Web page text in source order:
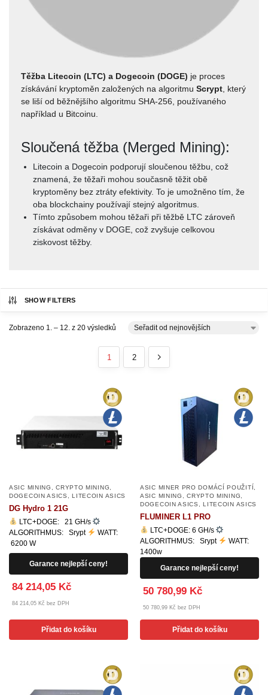
Těžba Litecoin (LTC) a Dogecoin (DOGE) je proces
získávání kryptoměn založených na algoritmu Scrypt, který
se liší od běžnějšího algoritmu SHA-256, používaného
například u Bitcoinu.
Sloučená těžba (Merged Mining):
Litecoin a Dogecoin podporují sloučenou těžbu, což
znamená, že těžaři mohou současně těžit obě
kryptoměny bez ztráty efektivity. To je umožněno tím, že
oba blockchainy používají stejný algoritmus.
Tímto způsobem mohou těžaři při těžbě LTC zároveň
získávat odměny v DOGE, což zvyšuje celkovou
ziskovost těžby.
SHOW FILTERS
Zobrazeno 1. – 12. z 20 výsledků
1 2
ASIC MINING ,CRYPTO MINING
DOGECOIN ASICS
,LITECOIN ASICS
DG Hydro 1 21G
LTC+DOGE: 21 GH/s
ALGORITHMUS: Srypt
WATT:
6200 W
Garance nejlepší ceny!
84 214,05 Kč
84 214,05 Kč bez DPH
Přidat do košíku
ASIC MINER PRO DOMÁCÍ POUŽITÍ
ASIC MINING
,CRYPTO MINING
DOGECOIN ASICS
,LITECOIN ASICS
FLUMINER L1 PRO
LTC+DOGE: 6 GH/s
ALGORITHMUS: Srypt
WATT:
1400w
Garance nejlepší ceny!
50 780,99 Kč
50 780,99 Kč bez DPH
Přidat do košíku